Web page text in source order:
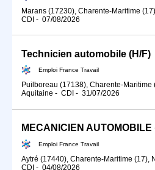
Marans (17230), Charente-Maritime
CDI - 07/08/2026
Technicien automobile (H/F)
Emploi France Travail
Puilboreau (17138), Charente-Maritime
Aquitaine - CDI - 31/07/2026
MECANICIEN AUTOMOBILE
Emploi France Travail
Aytré (17440), Charente-Maritime (17),
CDI - 04/08/2026